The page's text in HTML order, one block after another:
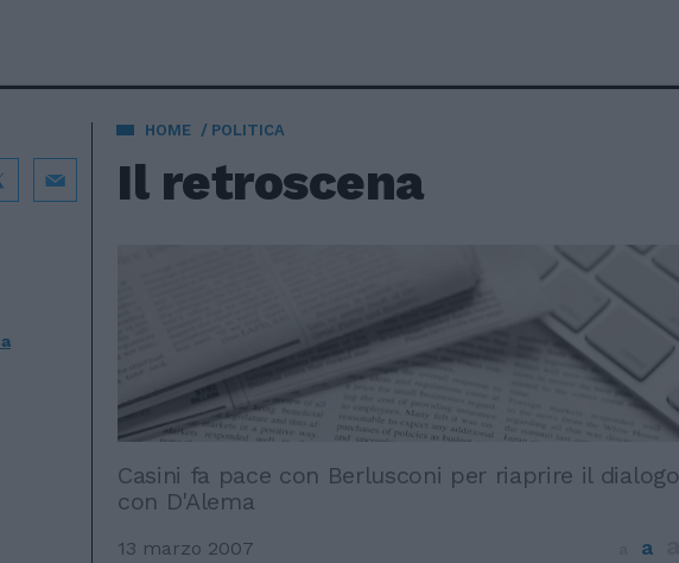
HOME POLITICA
Il retroscena
Casini fa pace con Berlusconi per riaprire il dialogo
con D'Alema
13 marzo 2007 a